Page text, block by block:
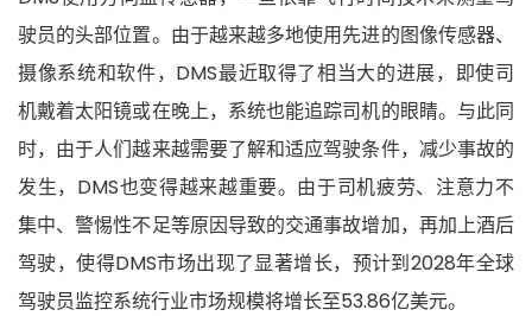
驶员的头部位置。由于越来越多地使用先进的图像传感器、
摄像系统和软件，DMS最近取得了相当大的进展，即使司
机戴着太阳镜或在晚上，系统也能追踪司机的眼睛。与此同
时，由于人们越来越需要了解和适应驾驶条件，减少事故的
发生，DMS也变得越来越重要。由于司机疲劳、注意力不
集中、警惕性不足等原因导致的交通事故增加，再加上酒后
驾驶，使得DMS市场出现了显著增长，预计到2028年全球
驾驶员监控系统行业市场规模将增长至53.86亿美元。